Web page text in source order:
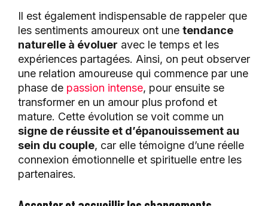
Il est également indispensable de rappeler que
les sentiments amoureux ont une tendance
naturelle à évoluer avec le temps et les
expériences partagées. Ainsi, on peut observer
une relation amoureuse qui commence par une
phase de passion intense, pour ensuite se
transformer en un amour plus profond et
mature. Cette évolution se voit comme un
signe de réussite et d’épanouissement au
sein du couple, car elle témoigne d’une réelle
connexion émotionnelle et spirituelle entre les
partenaires.